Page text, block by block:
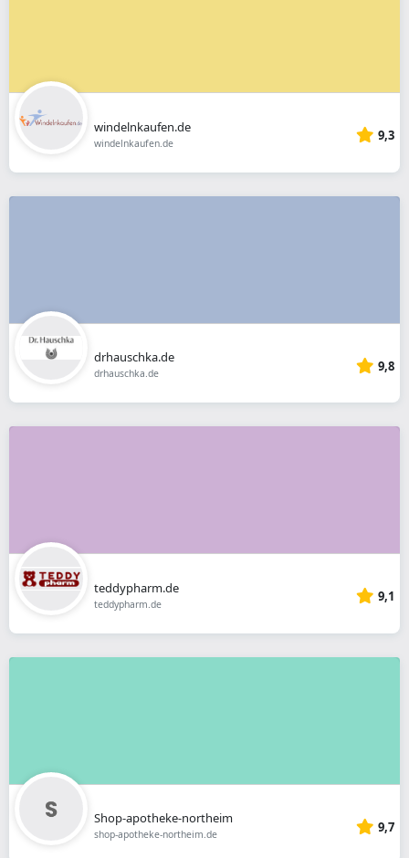
windelnkaufen.de
windelnkaufen.de 9,3
drhauschka.de
drhauschka.de 9,8
teddypharm.de
teddypharm.de 9,1
Shop-apotheke-northeim
shop-apotheke-northeim.de 9,7